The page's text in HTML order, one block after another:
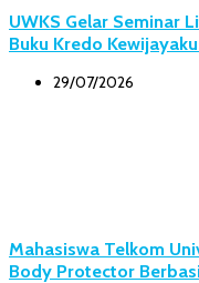
UWKS Gelar Seminar
Buku Kredo
29/07/2026
Mahasiswa Telkom
Body Protector